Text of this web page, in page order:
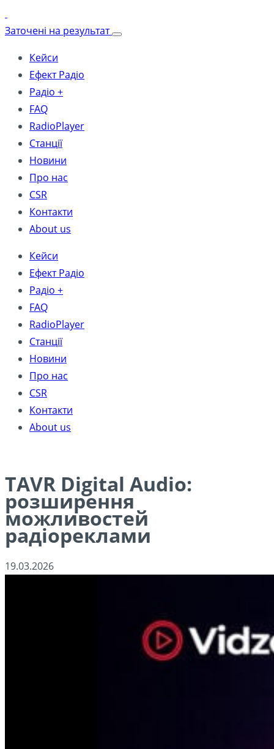
Заточені на результат
Кейси
Ефект Радіо
Радіо +
FAQ
RadioPlayer
Станції
Новини
Про нас
CSR
Контакти
About us
Кейси
Ефект Радіо
Радіо +
FAQ
RadioPlayer
Станції
Новини
Про нас
CSR
Контакти
About us
TAVR Digital Audio:
розширення
можливостей
радіореклами
19.03.2026